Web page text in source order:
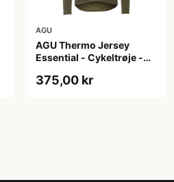
AGU
AGU Thermo Jersey
Essential - Cykeltrøje -
375,00 kr